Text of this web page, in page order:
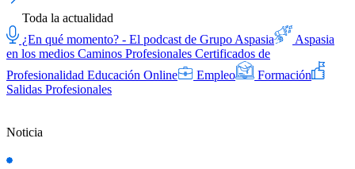
Toda la actualidad
¿En qué momento? - El podcast de Grupo Aspasia
Aspasia
en los medios Caminos Profesionales Certificados de
Profesionalidad Educación Online Empleo
Formación
Salidas Profesionales
Noticia